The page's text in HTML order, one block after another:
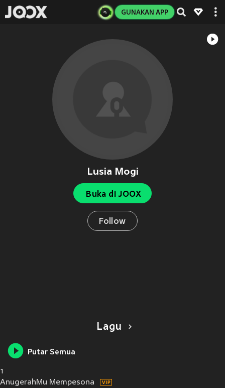
GUNAKAN APP
Lusia Mogi
Buka di JOOX
Follow
Lagu
Putar Semua
1
AnugerahMu Mempesona